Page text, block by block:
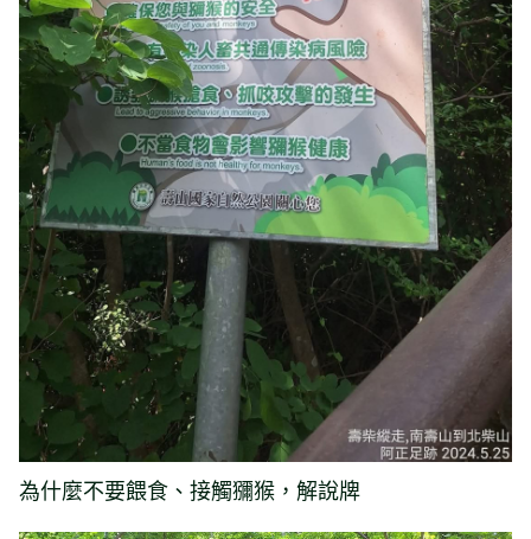
為什麼不要餵食、接觸獼猴，解說牌